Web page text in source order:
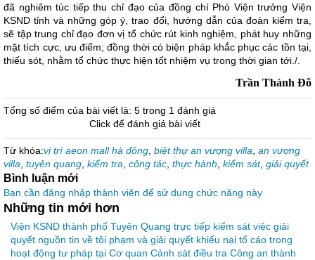
đã nghiêm túc tiếp thu chỉ đạo của đồng chí Phó Viện trưởng Viện
KSND tỉnh và những góp ý, trao đổi, hướng dẫn của đoàn kiểm tra,
sẽ tập trung chỉ đạo đơn vị tổ chức rút kinh nghiệm, phát huy những
mặt tích cực, ưu điểm; đồng thời có biện pháp khắc phục các tồn tại,
thiếu sót, nhằm tổ chức thực hiện tốt nhiệm vụ trong thời gian tới./.
Trần Thành Đô
Tổng số điểm của bài viết là: 5 trong 1 đánh giá
Click để đánh giá bài viết
Từ khóa:vị trí aeon mall hà đông biệt thự an vượng villa an vượng
villa tuyên quang kiểm tra công tác thực hành kiểm sát, giải quyết
Bình luận mới
Bạn cần đăng nhập thành viên để sử dụng chức năng này
Những tin mới hơn
Viện KSND thành phố Tuyên Quang trực tiếp kiểm sát việc giải
quyết nguồn tin về tội phạm và giải quyết khiếu nại tố cáo trong
hoạt động tư pháp tại Cơ quan Cảnh sát điều tra Công an thành